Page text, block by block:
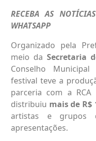
RECEBA AS
WHATSAPP
Organizado pela
meio da Secretaria
Conselho
festival teve a
parceria com a
distribuiu mais de
artistas e grupos
apresentações.